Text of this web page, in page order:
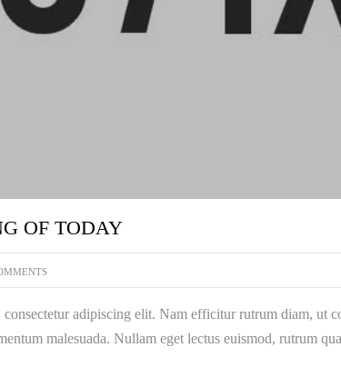
OF TODAY
adipiscing elit. Nam efficitur rutrum diam, ut
malesuada. Nullam eget lectus euismod, rutrum